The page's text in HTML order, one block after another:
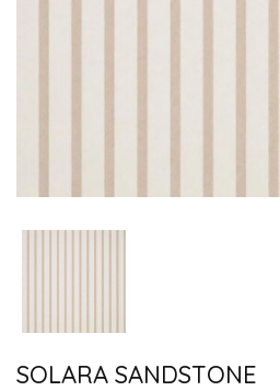
SOLARA SANDSTONE